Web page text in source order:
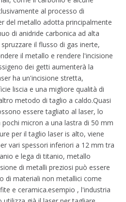
al processo di
del metallo adotta principalmente
di anidride carbonica ad alta
il flusso di gas inerte,
il metallo e rendere l'incisione
dei getti aumenterà la
ha un'incisione stretta,
liscia e una migliore qualità di
metodo di taglio a caldo.Quasi
essere tagliato al laser, lo
micron a una lastra di 50 mm
per il taglio laser is alto, viene
vari spessori inferiori a 12 mm tra
e lega di titanio, metallo
di metalli preziosi può essere
di materiali non metallici come
e ceramica.esempio , l'industria